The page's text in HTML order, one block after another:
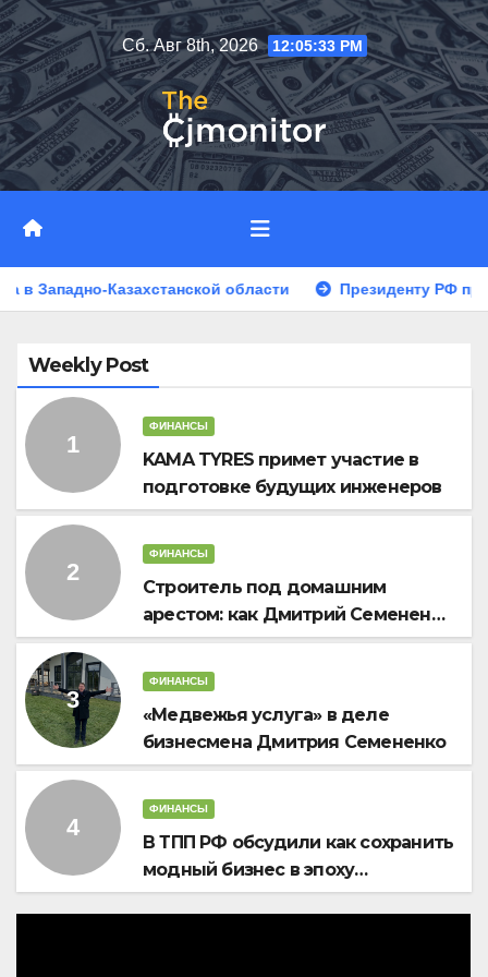
Перейти
к
содержимому
Сб. Авг 8th, 2026 12:05:33 PM
Казахстанской области Президенту РФ
Weekly Post
ФИНАНСЫ
KAMA TYRES примет участие в
подготовке будущих инженеров
ФИНАНСЫ
Строитель под домашним
арестом: как Дмитрий Семененко
предлагает стабилизировать
проекты «Строим для семей»
(ВИДЕО РЕН ТВ)
ФИНАНСЫ
«Медвежья услуга» в деле
бизнесмена Дмитрия Семененко
ФИНАНСЫ
В ТПП РФ обсудили как сохранить
модный бизнес в эпоху
импортного давления и жёсткой